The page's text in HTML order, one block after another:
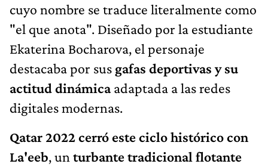
cuyo nombre se traduce literalmente como
"el que anota". Diseñado por la estudiante
Ekaterina Bocharova, el personaje
destacaba por sus gafas deportivas y su
actitud dinámicaadaptada a las redes
digitales modernas.
Qatar 2022 cerró este ciclo histórico con
La'eeb, un turbante tradicional flotante